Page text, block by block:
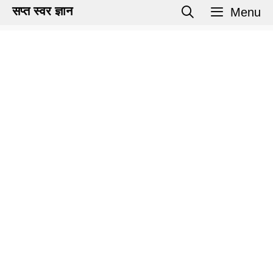
Skipसप्त स्वर ज्ञान Menu